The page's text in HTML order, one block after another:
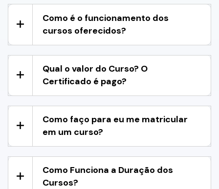
Como é o funcionamento dos
cursos oferecidos?
Qual o valor do Curso? O
Certificado é pago?
Como faço para eu me matricular
em um curso?
Como Funciona a Duração dos
Cursos?